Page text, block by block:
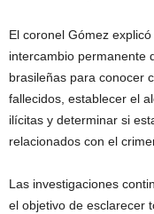
El coronel Gómez
intercambio permanente
brasileñas para conocer
fallecidos, establecer el
ilícitas y determinar si
relacionados con el
Las investigaciones
el objetivo de esclarecer